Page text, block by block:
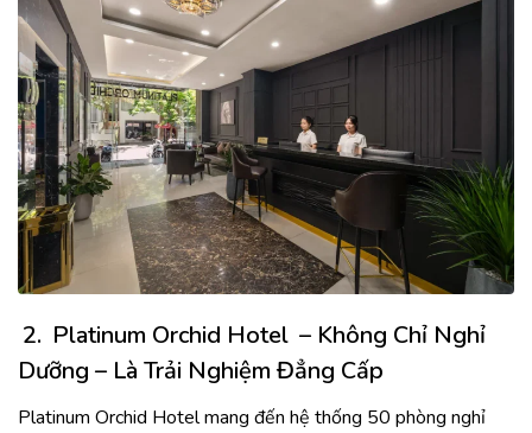
2. Platinum Orchid Hotel – Không Chỉ Nghỉ
Dưỡng – Là Trải Nghiệm Đẳng Cấp
Platinum Orchid Hotel mang đến hệ thống 50 phòng nghỉ